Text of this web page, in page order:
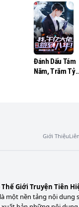
Đánh Dấu Tám
Năm, Trăm Tỷ
Giới Thiệu
Thế Giới Truyện Tiên
một nền tảng nội dung